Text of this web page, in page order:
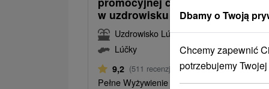
w uzdrowisku
Uzdrowisko Lúčky
Lúčky
9,2 (511 recenzji)
Od 3 Noce
Pełne Wyżywienie
Dbamy o Twoją
Chcemy zapewnić
potrzebujemy